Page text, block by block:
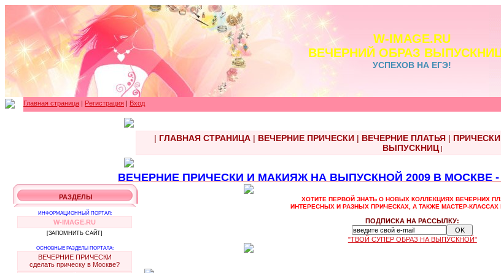
W-IMAGE.RU
ВЕЧЕРНИЙ ОБРАЗ
УСПЕХОВ НА ЕГЭ!
Главная страница | Регистрация | Вход
| ГЛАВНАЯ СТРАНИЦА| ВЕЧЕРНИЕ ПРИЧЕСКИ| ВЕЧЕРНИЕ ПЛАТЬЯ|
ВЫПУСКНИЦ |
ВЕЧЕРНИЕ ПРИЧЕСКИ И МАКИЯЖ НА ВЫПУСКНОЙ 2009 В МОСКВЕ -
РАЗДЕЛЫ
ИНФОРМАЦИОННЫЙ ПОРТАЛ:
W-IMAGE.RU
[ЗАПОМНИТЬ САЙТ]
ОСНОВНЫЕ РАЗДЕЛЫ ПОРТАЛА:
ВЕЧЕРНИЕ ПРИЧЕСКИ
сделать прическу в Москве?
ХОТИТЕ ПЕРВОЙ ЗНАТЬ О НОВЫХ КОЛЛЕКЦИЯХ ВЕЧЕРНИХ
ИНТЕРЕСНЫХ И РАЗНЫХ ПРИЧЕСКАХ, А ТАКЖЕ МАСТЕР-КЛАССАХ
ПОДПИСКА НА РАССЫЛКУ:
"ТВОЙ СУПЕР ОБРАЗ НА ВЫПУСКНОЙ"